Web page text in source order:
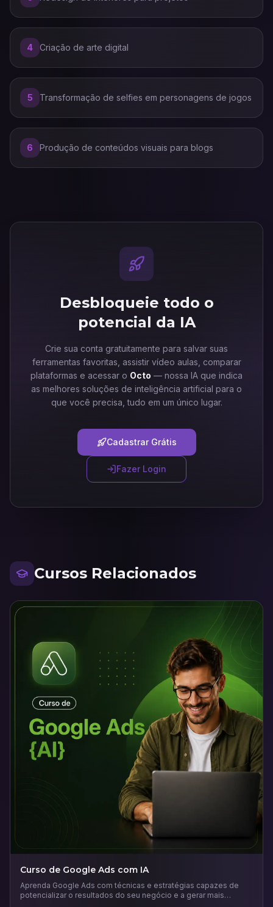
4 Criação de arte digital
5 Transformação de selfies em personagens de jogos
6 Produção de conteúdos visuais para blogs
Desbloqueie todo o
potencial da IA
Crie sua conta gratuitamente para salvar suas
ferramentas favoritas, assistir vídeo aulas, comparar
plataformas e acessar o Octo — nossa IA que indica
as melhores soluções de inteligência artificial para o
que você precisa, tudo em um único lugar.
Cadastrar Grátis
Fazer Login
Cursos Relacionados
Curso de Google Ads com IA
Aprenda Google Ads com técnicas e estratégias capazes de
potencializar o resultados do seu negócio e a gerar mais